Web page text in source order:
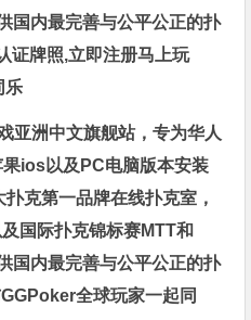
国内最完善与公平公正的扑
证牌照,立即注册马上玩
乐
亚洲中文旗舰站，专为华人
ios以及PC电脑版本安装
克第一品牌在线扑克室，
国际扑克锦标赛MTT和
国内最完善与公平公正的扑
全球玩家一起同